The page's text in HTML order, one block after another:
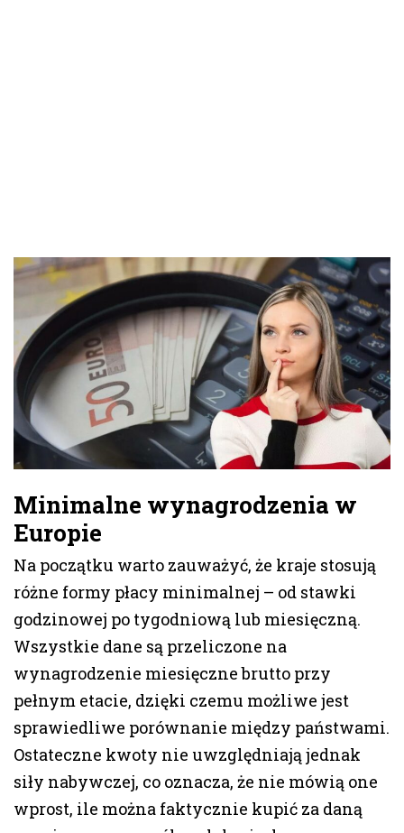
Minimalne wynagrodzenia w
Europie
Na początku warto zauważyć, że kraje stosują
różne formy płacy minimalnej – od stawki
godzinowej po tygodniową lub miesięczną.
Wszystkie dane są przeliczone na
wynagrodzenie miesięczne brutto przy
pełnym etacie, dzięki czemu możliwe jest
sprawiedliwe porównanie między państwami.
Ostateczne kwoty nie uwzględniają jednak
siły nabywczej, co oznacza, że nie mówią one
wprost, ile można faktycznie kupić za daną